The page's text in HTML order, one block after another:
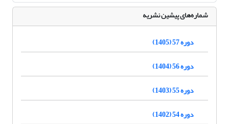
شماره‌های پیشین نشریه
دوره 57 (1405)
دوره 56 (1404)
دوره 55 (1403)
دوره 54 (1402)